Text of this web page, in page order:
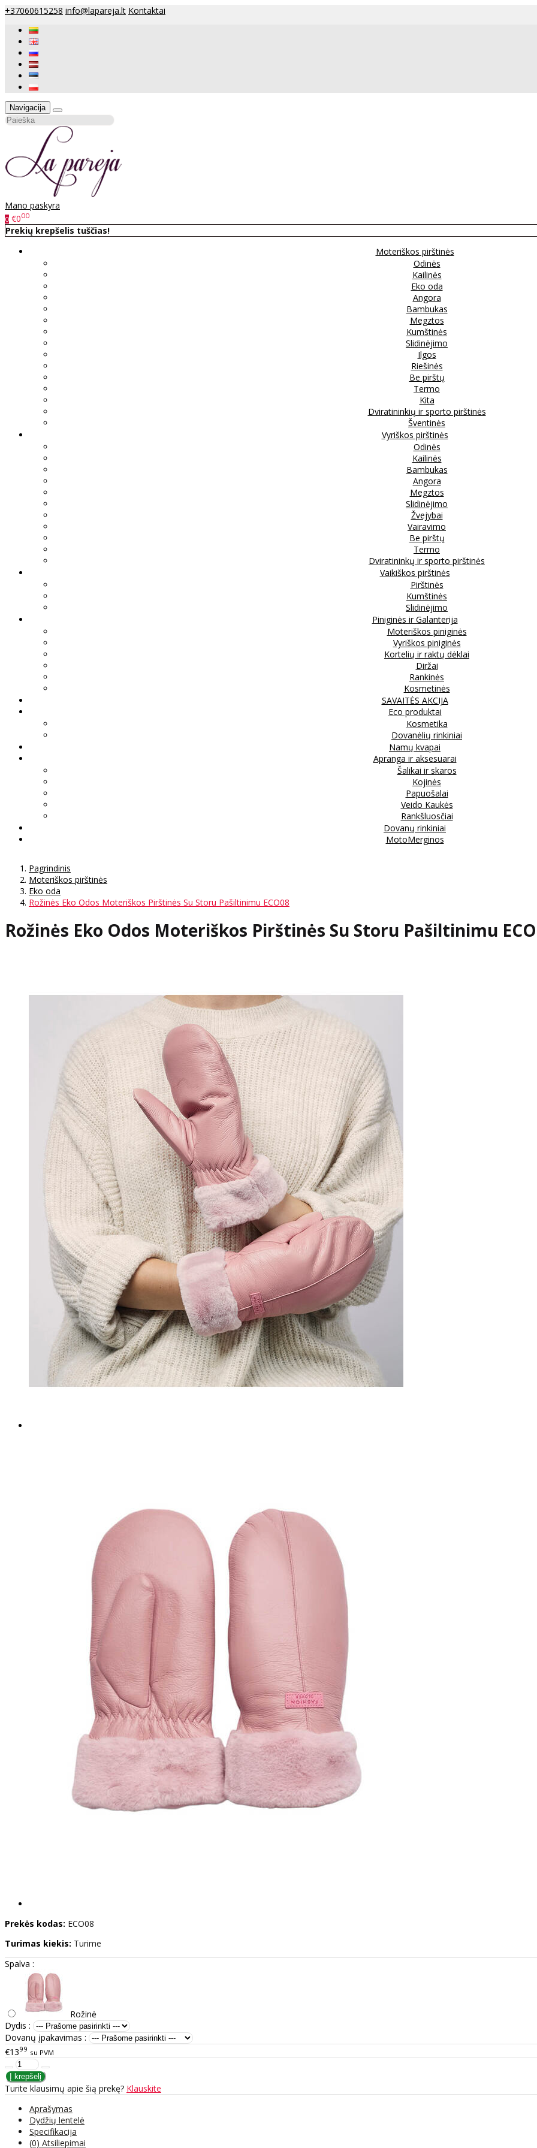
+37060615258 info@lapareja.lt Kontaktai
Navigacija
Mano paskyra
0 €000
Prekių krepšelis tuščias!
Moteriškos pirštinės
Odinės
Kailinės
Eko oda
Angora
Bambukas
Megztos
Kumštinės
Slidinėjimo
Ilgos
Riešinės
Be pirštų
Termo
Kita
Dviratininkių ir sporto pirštinės
Šventinės
Vyriškos pirštinės
Odinės
Kailinės
Bambukas
Angora
Megztos
Slidinėjimo
Žvejybai
Vairavimo
Be pirštų
Termo
Dviratininkų ir sporto pirštinės
Vaikiškos pirštinės
Pirštinės
Kumštinės
Slidinėjimo
Piniginės ir Galanterija
Moteriškos piniginės
Vyriškos piniginės
Kortelių ir raktų dėklai
Diržai
Rankinės
Kosmetinės
SAVAITĖS AKCIJA
Eco produktai
Kosmetika
Dovanėlių rinkiniai
Namų kvapai
Apranga ir aksesuarai
Šalikai ir skaros
Kojinės
Papuošalai
Veido Kaukės
Rankšluosčiai
Dovanų rinkiniai
MotoMerginos
Pagrindinis
Moteriškos pirštinės
Eko oda
Rožinės Eko Odos Moteriškos Pirštinės Su Storu Pašiltinimu ECO08
Rožinės Eko Odos Moteriškos Pirštinės Su Storu Pašiltinimu
Prekės kodas: ECO08
Turimas kiekis: Turime
Spalva :
Rožinė
Dydis :
Dovanų įpakavimas :
€1399 su PVM
Turite klausimų apie šią prekę? Klauskite
Aprašymas
Dydžių lentelė
Specifikacija
(0) Atsiliepimai